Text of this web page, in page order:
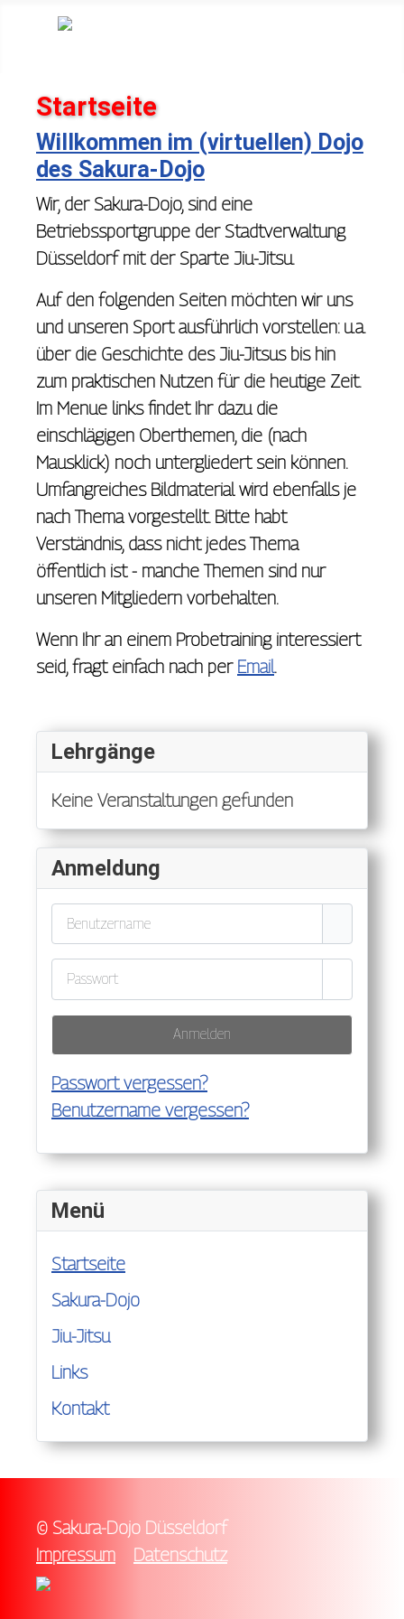
Menü
Startseite
Sakura-Dojo
Jiu-Jitsu
Links
Kontakt
Startseite
Willkommen im (virtuellen) Dojo
des Sakura-Dojo
Wir, der Sakura-Dojo, sind eine
Betriebssportgruppe der Stadtverwaltung
Düsseldorf mit der Sparte Jiu-Jitsu.
Auf den folgenden Seiten möchten wir uns
und unseren Sport ausführlich vorstellen: u.a.
über die Geschichte des Jiu-Jitsus bis hin
zum praktischen Nutzen für die heutige Zeit.
Im Menue links findet Ihr dazu die
einschlägigen Oberthemen, die (nach
Mausklick) noch untergliedert sein können.
Umfangreiches Bildmaterial wird ebenfalls je
nach Thema vorgestellt. Bitte habt
Verständnis, dass nicht jedes Thema
öffentlich ist - manche Themen sind nur
unseren Mitgliedern vorbehalten.
Wenn Ihr an einem Probetraining interessiert
seid, fragt einfach nach per Email.
Lehrgänge
Keine Veranstaltungen gefunden
Anmeldung
Benutzername
Passwort
Anmelden
Passwort vergessen?
Benutzername vergessen?
© Sakura-Dojo Düsseldorf
Impressum
Datenschutz